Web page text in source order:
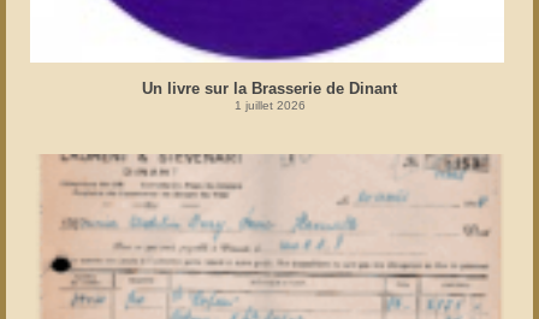
Un livre sur la Brasserie de Dinant
1 juillet 2026